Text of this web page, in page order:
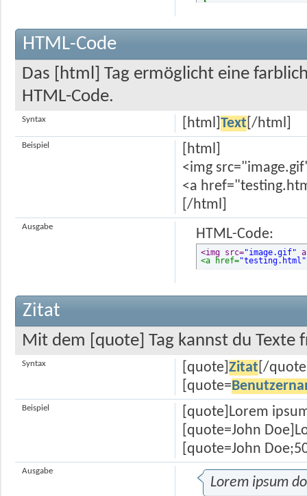
HTML-Code
Das [html] Tag ermöglicht eine
HTML-Code.
[html] Text [/html]
Syntax
[html]
<img
<a
[/html]
Beispiel
HTML-Code:
<img src="image.gif"
<a href="testing.html"
Ausgabe
Zitat
Mit dem [quote] Tag kannst du Texte
[quote] Zitat [/
[quote=
Syntax
[quote]Lorem
[quote=John
[quote=John
Beispiel
Lorem ipsum
Ausgabe